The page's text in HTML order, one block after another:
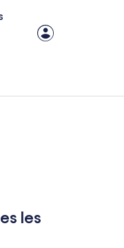
les